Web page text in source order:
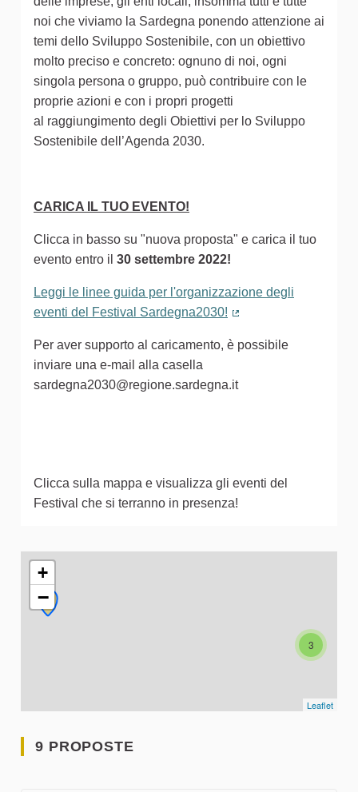
noi che viviamo la Sardegna ponendo attenzione ai
temi dello Sviluppo Sostenibile, con un obiettivo
molto preciso e concreto: ognuno di noi, ogni
singola persona o gruppo, può contribuire con le
proprie azioni e con i propri progetti
al raggiungimento degli Obiettivi per lo Sviluppo
Sostenibile dell’Agenda 2030.
CARICA IL TUO EVENTO!
Clicca in basso su "nuova proposta" e carica il tuo
evento entro il 30 settembre 2022!
Leggi le linee guida per l'organizzazione degli
eventi del Festival Sardegna2030!
Per aver supporto al caricamento, è possibile
inviare una e-mail alla casella
sardegna2030@regione.sardegna.it
Clicca sulla mappa e visualizza gli eventi del
Festival che si terranno in presenza!
L'elemento seguente è una mappa che presenta gli
3
+
−
Leaflet
9 PROPOSTE